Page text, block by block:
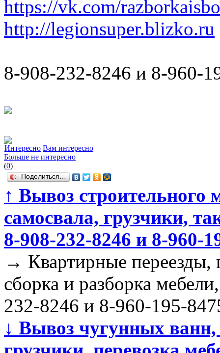
https://vk.com/
http://legionsuper.blizko.ru
8-908-232-8246 и 8-960-
Интересно Вам интересно
Больше не интересно
(0)
Поделиться…
↑ Вывоз строительного
самосвала, грузчики,
8-908-232-8246 и 8-960-
→ Квартирные переезды,
сборка и разборка
232-8246 и 8-960-195-
↓ Вывоз чугунных ванн,